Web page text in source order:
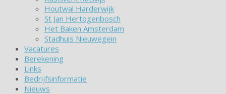
Houtwal Harderwijk
St Jan Hertogenbosch
Het Baken Amsterdam
Stadhuis Nieuwegein
Vacatures
Berekening
Links
Bedrijfsinformatie
Nieuws